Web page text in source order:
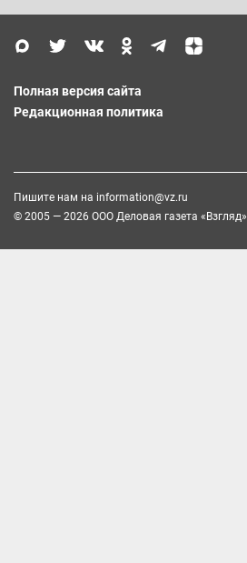
Полная версия сайта
Редакционная политика
Пишите нам на information@vz.ru
© 2005 — 2026 ООО Деловая газета «Взгляд»